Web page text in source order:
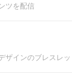
ツを配信
ザインのブレスレ